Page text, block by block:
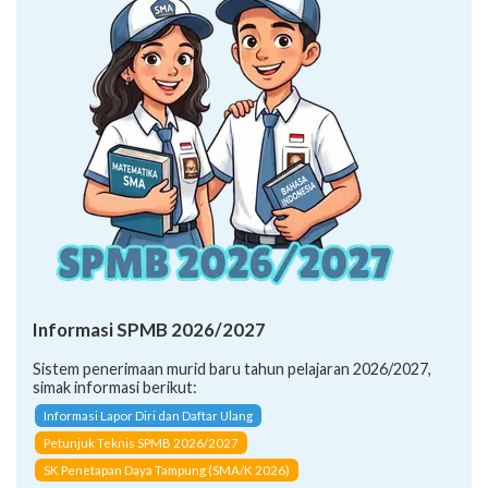
Informasi SPMB 2026/2027
Sistem penerimaan murid baru tahun pelajaran 2026/2027,
simak informasi berikut:
Informasi Lapor Diri dan Daftar Ulang
Petunjuk Teknis SPMB 2026/2027
SK Penetapan Daya Tampung (SMA/K 2026)